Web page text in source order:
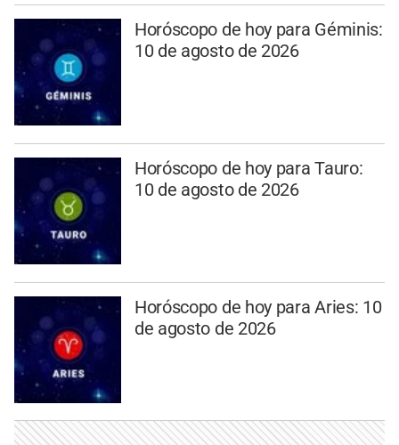
Horóscopo de hoy para Géminis:
10 de agosto de 2026
Horóscopo de hoy para Tauro:
10 de agosto de 2026
Horóscopo de hoy para Aries: 10
de agosto de 2026